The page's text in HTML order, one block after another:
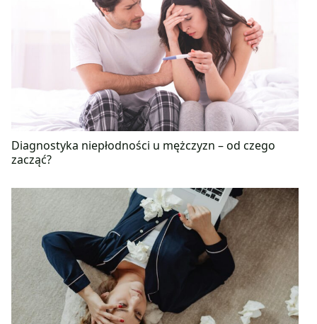
Diagnostyka niepłodności u mężczyzn – od czego
zacząć?